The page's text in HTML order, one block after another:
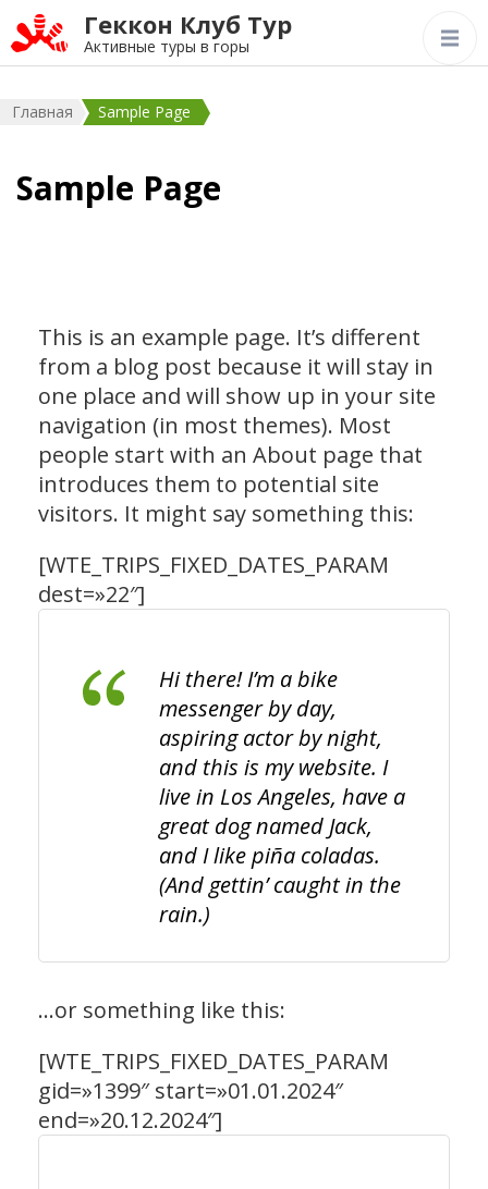
Геккон Клуб Тур
Активные туры в горы
Главная Sample Page
Sample Page
This is an example page. It’s different
from a blog post because it will stay in
one place and will show up in your site
navigation (in most themes). Most
people start with an About page that
introduces them to potential site
visitors. It might say something this:
[WTE_TRIPS_FIXED_DATES_PARAM
dest=»22″]
Hi there! I’m a bike
messenger by day,
aspiring actor by night,
and this is my website. I
live in Los Angeles, have a
great dog named Jack,
and I like piña coladas.
(And gettin’ caught in the
rain.)
…or something like this:
[WTE_TRIPS_FIXED_DATES_PARAM
gid=»1399″ start=»01.01.2024″
end=»20.12.2024″]